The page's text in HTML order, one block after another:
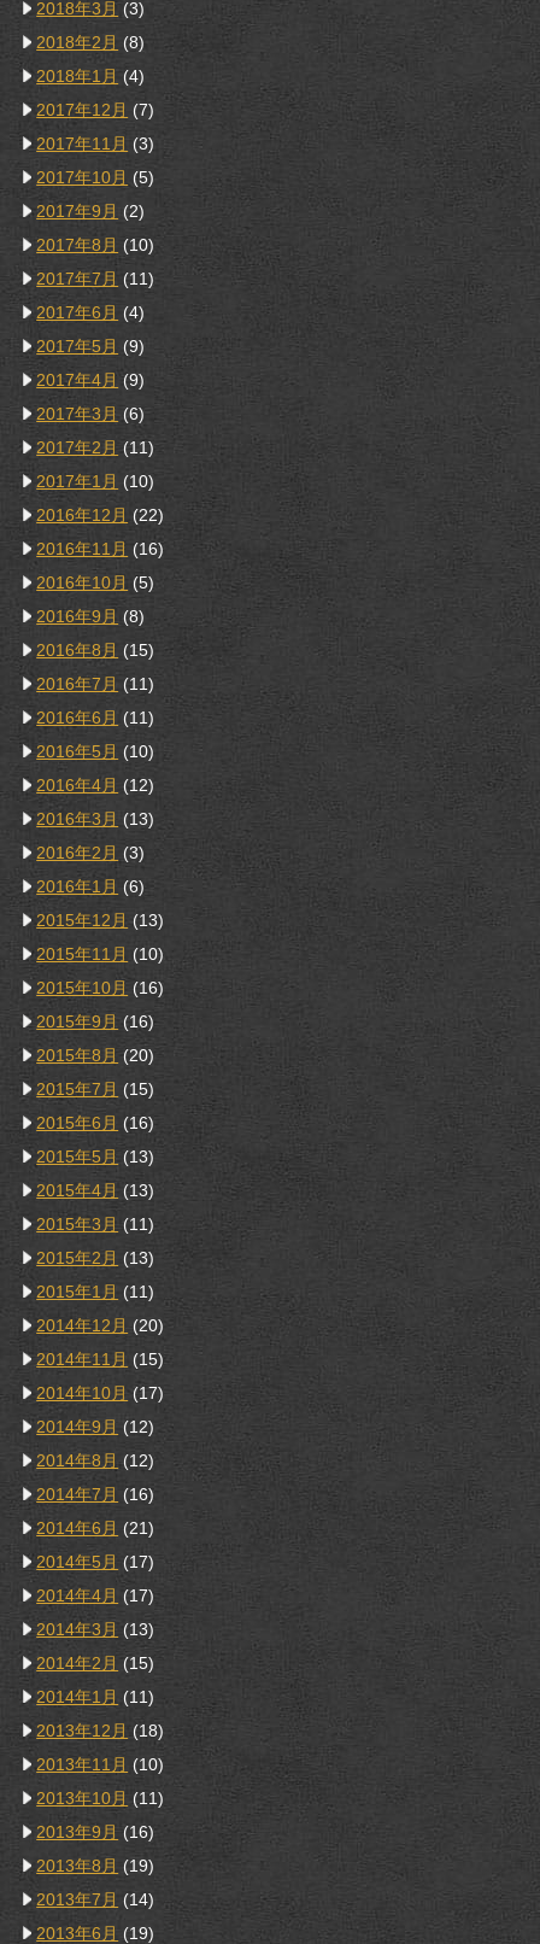
2018年3月 (3)
2018年2月 (8)
2018年1月 (4)
2017年12月 (7)
2017年11月 (3)
2017年10月 (5)
2017年9月 (2)
2017年8月 (10)
2017年7月 (11)
2017年6月 (4)
2017年5月 (9)
2017年4月 (9)
2017年3月 (6)
2017年2月 (11)
2017年1月 (10)
2016年12月 (22)
2016年11月 (16)
2016年10月 (5)
2016年9月 (8)
2016年8月 (15)
2016年7月 (11)
2016年6月 (11)
2016年5月 (10)
2016年4月 (12)
2016年3月 (13)
2016年2月 (3)
2016年1月 (6)
2015年12月 (13)
2015年11月 (10)
2015年10月 (16)
2015年9月 (16)
2015年8月 (20)
2015年7月 (15)
2015年6月 (16)
2015年5月 (13)
2015年4月 (13)
2015年3月 (11)
2015年2月 (13)
2015年1月 (11)
2014年12月 (20)
2014年11月 (15)
2014年10月 (17)
2014年9月 (12)
2014年8月 (12)
2014年7月 (16)
2014年6月 (21)
2014年5月 (17)
2014年4月 (17)
2014年3月 (13)
2014年2月 (15)
2014年1月 (11)
2013年12月 (18)
2013年11月 (10)
2013年10月 (11)
2013年9月 (16)
2013年8月 (19)
2013年7月 (14)
2013年6月 (19)